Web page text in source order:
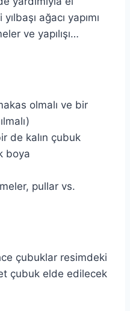
ağacı yapımı
ve yapılışı…
olmalı ve bir
de kalın çubuk
boya
pullar vs.
çubuklar resimdeki
çubuk elde edilecek